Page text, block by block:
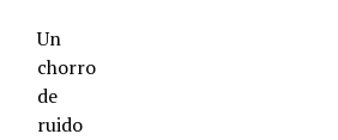
Un
chorro
de
ruido